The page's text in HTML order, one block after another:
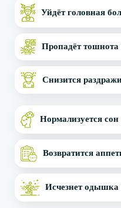
Уйдёт головная
Пропадёт тошнота
Снизится
Нормализуется сон
Возвратится
Исчезнет